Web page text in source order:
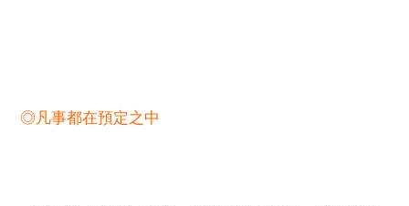
◎凡事都在預定之中